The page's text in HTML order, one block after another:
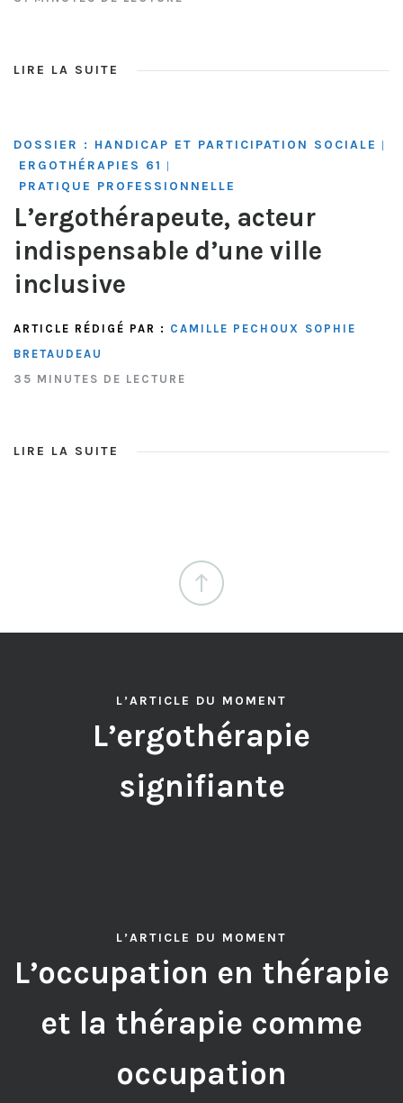
LIRE LA SUITE
DOSSIER : HANDICAP ET PARTICIPATION SOCIALE
ERGOTHÉRAPIES 61
PRATIQUE PROFESSIONNELLE
L’ergothérapeute, acteur
indispensable d’une ville
inclusive
ARTICLE RÉDIGÉ PAR : CAMILLE PECHOUX SOPHIE
BRETAUDEAU
35 MINUTES DE LECTURE
LIRE LA SUITE
L’ARTICLE DU MOMENT
L’ergothérapie
signifiante
L’ARTICLE DU MOMENT
L’occupation en thérapie
et la thérapie comme
occupation